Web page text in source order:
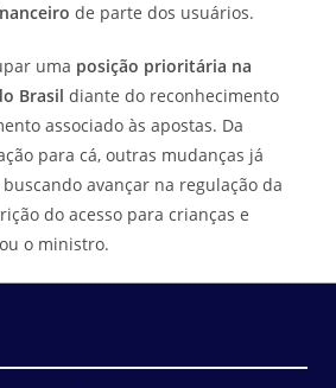
de parte dos usuários.
uma posição prioritária na
Brasil diante do reconhecimento
associado às apostas. Da
para cá, outras mudanças já
avançar na regulação da
do acesso para crianças e
o ministro.